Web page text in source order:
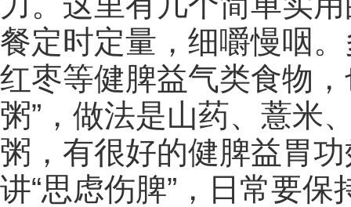
餐定时定量，细嚼慢咽
红枣等健脾益气类食物
粥”，做法是山药、薏米
粥，有很好的健脾益胃
讲“思虑伤脾”，日常要